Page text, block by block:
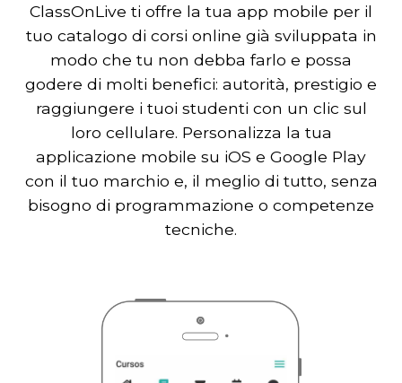
ClassOnLive ti offre la tua app mobile per il
tuo catalogo di corsi online già sviluppata in
modo che tu non debba farlo e possa
godere di molti benefici: autorità, prestigio e
raggiungere i tuoi studenti con un clic sul
loro cellulare. Personalizza la tua
applicazione mobile su iOS e Google Play
con il tuo marchio e, il meglio di tutto, senza
bisogno di programmazione o competenze
tecniche.